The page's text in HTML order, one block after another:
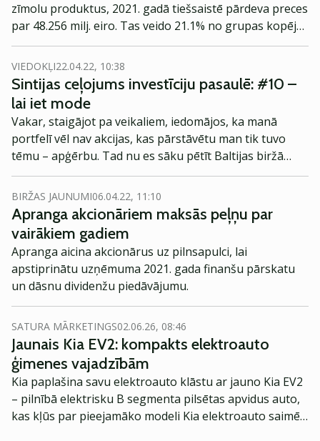
zīmolu produktus, 2021. gadā tiešsaistē pārdeva preces
par 48.256 milj. eiro. Tas veido 21.1% no grupas kopējā
apgrozījuma un ir teju divas reizes vairāk nekā 2020.
gadā, kad tiešsaistes pārdošanas apjoms sasniedza
24.95 milj. eiro.
VIEDOKĻI22.04.22, 10:38
Sintijas ceļojums investīciju pasaulē: #10 –
lai iet mode
Vakar, staigājot pa veikaliem, iedomājos, ka manā
portfelī vēl nav akcijas, kas pārstāvētu man tik tuvo
tēmu – apģērbu. Tad nu es sāku pētīt Baltijas biržā
kotētos uzņēmumus no šādas prizmas un izvēlējos
iegādāties Apranga Group akcijas.
BIRŽAS JAUNUMI06.04.22, 11:10
Apranga akcionāriem maksās peļņu par
vairākiem gadiem
Apranga aicina akcionārus uz pilnsapulci, lai
apstiprinātu uzņēmuma 2021. gada finanšu pārskatu
un dāsnu dividenžu piedāvājumu.
SATURA MĀRKETINGS02.06.26, 08:46
Jaunais Kia EV2: kompakts elektroauto
ģimenes vajadzībām
Kia paplašina savu elektroauto klāstu ar jauno Kia EV2
– pilnībā elektrisku B segmenta pilsētas apvidus auto,
kas kļūs par pieejamāko modeli Kia elektroauto saimē